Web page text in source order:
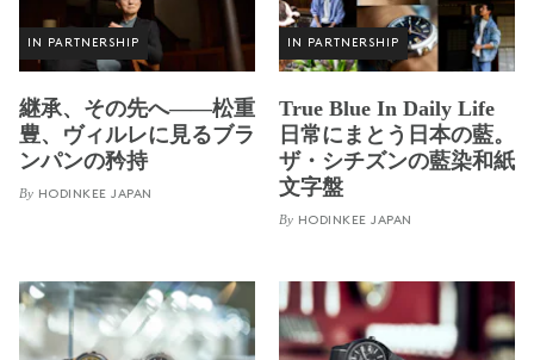
IN PARTNERSHIP
継承、その先へ——松重
豊、ヴィルレに見るブラ
ンパンの矜持
By HODINKEE JAPAN
IN PARTNERSHIP
True Blue In Daily Life
日常にまとう日本の藍。
ザ・シチズンの藍染和紙
文字盤
By HODINKEE JAPAN